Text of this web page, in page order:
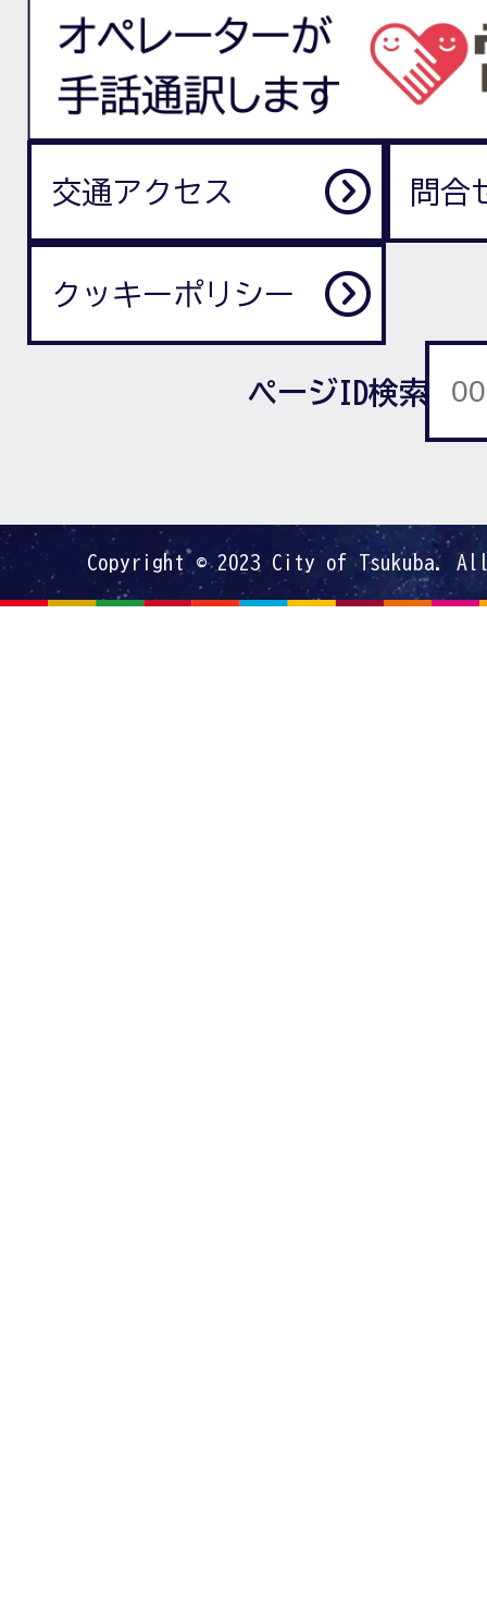
交通アクセス 問合
クッキーポリシー
ページID検索
Copyright © 2023 City of Tsukuba.